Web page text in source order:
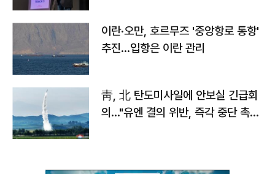
이란·오만, 호르무즈 '중앙항로 통항'
추진…입항은 이란 관리
靑, 北 탄도미사일에 안보실 긴급회
의…"유엔 결의 위반, 즉각 중단 촉